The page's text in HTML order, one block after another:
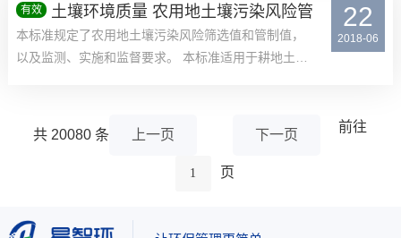
有效 土壤环境质量 农用地土壤污染风险管控标准 （
本标准规定了农用地土壤污染风险筛选值和管制值，
以及监测、实施和监督要求。 本标准适用于耕地土
22
2018-06
共 20080 条 上一页 下一页
前往
页